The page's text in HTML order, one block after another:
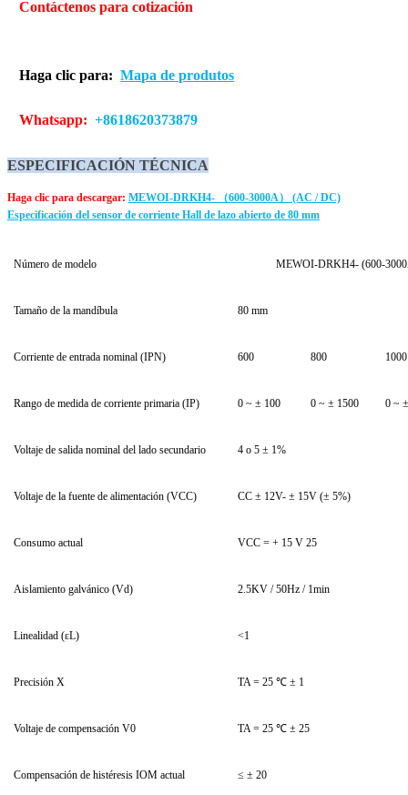
Contáctenos para cotización
Haga clic para: Mapa de produtos
Whatsapp:+8618620373879
ESPECIFICACIÓN TÉCNICA
Haga clic para descargar: MEWOI-DRKH4- （600-3000A） (AC / DC)
Especificación del sensor de corriente Hall de lazo abierto de 80 mm
Número de modelo MEWOI-DRKH4- (600-
Tamaño de la mandíbula 80 mm
Corriente de entrada nominal (IPN) 600 800 1000
Rango de medida de corriente primaria (IP) 0 ~ ± 100 0 ~ ± 1500 0 ~
Voltaje de salida nominal del lado secundario 4 o 5 ± 1%
Voltaje de la fuente de alimentación (VCC) CC ± 12V- ± 15V (± 5%)
Consumo actual VCC = + 15 V 25
Aislamiento galvánico (Vd) 2.5KV / 50Hz / 1min
Linealidad (εL) <1
Precisión X TA = 25 ℃ ± 1
Voltaje de compensación V0 TA = 25 ℃ ± 25
Compensación de histéresis IOM actual ≤ ± 20